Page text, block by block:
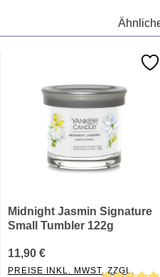
Midnight Jasmin Signature
Small Tumbler 122g
11,90 €
PREISE INKL. MWST. ZZGL.